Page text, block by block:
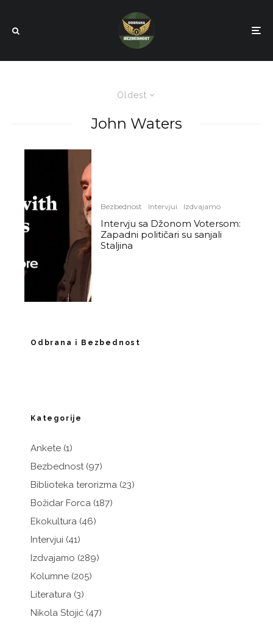
Oldest
John Waters
Bezbednost Intervjui Izdvajamo
Intervju sa Džonom Votersom:
Zapadni političari su sanjali
Staljina
Odbrana i Bezbednost
Kategorije
Ankete (1)
Bezbednost(97)
Biblioteka terorizma (23)
Božidar Forca (187)
Ekokultura (46)
Intervjui (41)
Izdvajamo (289)
Kolumne (205)
Literatura (3)
Nikola Stojić (47)